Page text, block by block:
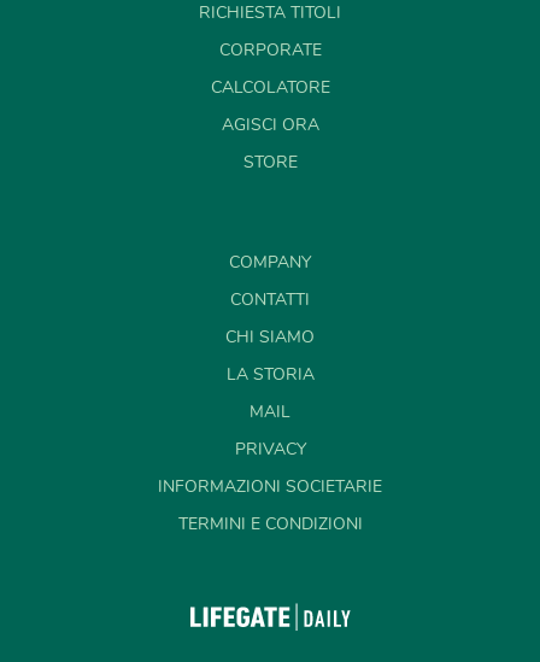
RICHIESTA TITOLI
CORPORATE
CALCOLATORE
AGISCI ORA
STORE
COMPANY
CONTATTI
CHI SIAMO
LA STORIA
MAIL
PRIVACY
INFORMAZIONI SOCIETARIE
TERMINI E CONDIZIONI